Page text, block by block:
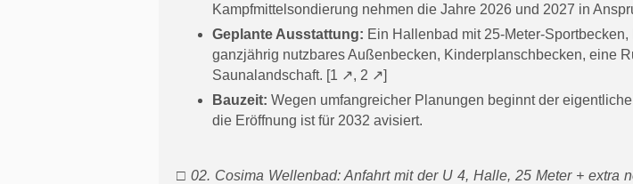
Kampfmittelsondierung nehmen die Jahre 2026 und 2027 in
Geplante Ausstattung: Ein Hallenbad mit 25-Meter-
ganzjährig nutzbares Außenbecken, Kinderplanschbecken, eine
Saunalandschaft. [1 , 2
]
Bauzeit: Wegen umfangreicher Planungen beginnt der
die Eröffnung ist für 2032 avisiert.
□ 02. Cosima Wellenbad: Anfahrt mit der U 4, Halle, 25 Meter + extra